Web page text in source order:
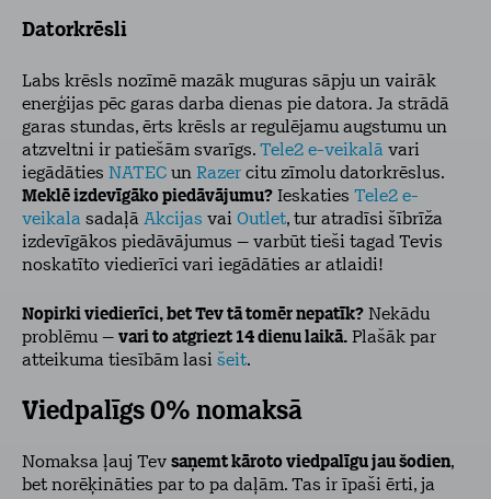
Datorkrēsli
Labs krēsls nozīmē mazāk muguras sāpju un vairāk
enerģijas pēc garas darba dienas pie datora. Ja strādā
garas stundas, ērts krēsls ar regulējamu augstumu un
atzveltni ir patiešām svarīgs. Tele2 e-veikalā vari
iegādāties NATEC un Razer citu zīmolu datorkrēslus.
Meklē izdevīgāko piedāvājumu? Ieskaties Tele2 e-
veikala sadaļā Akcijas vai Outlet, tur atradīsi šībrīža
izdevīgākos piedāvājumus – varbūt tieši tagad Tevis
noskatīto viedierīci vari iegādāties ar atlaidi!
Nopirki viedierīci, bet Tev tā tomēr nepatīk? Nekādu
problēmu – vari to atgriezt 14 dienu laikā. Plašāk par
atteikuma tiesībām lasi šeit.
Viedpalīgs 0% nomaksā
Nomaksa ļauj Tev saņemt kāroto viedpalīgu jau šodien,
bet norēķināties par to pa daļām. Tas ir īpaši ērti, ja